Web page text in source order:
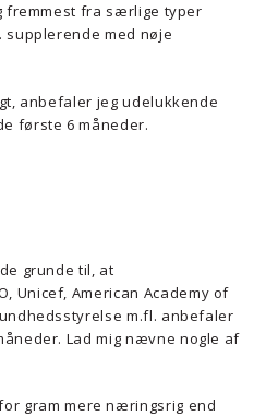
fremmest fra særlige typer
med nøje
anbefaler jeg udelukkende
første 6 måneder.
grunde til, at
Unicef, American Academy of
m.fl. anbefaler
Lad mig nævne nogle af
gram mere næringsrig end